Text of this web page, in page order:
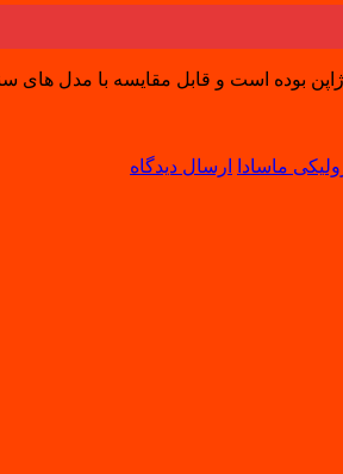
بوده است و قابل مقایسه با مدل های
ماسادا
ارسال دیدگاه